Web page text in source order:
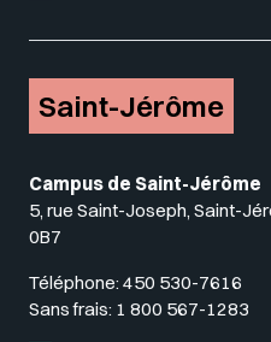
Saint-Jérôme
Campus de Saint-Jérôme
5, rue Saint-Joseph, Saint-
0B7
Téléphone: 450 530-7616
Sans frais: 1 800 567-1283